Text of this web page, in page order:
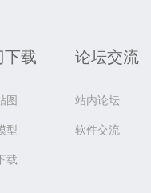
载
图
型
载
论坛交流
站内论坛
软件交流